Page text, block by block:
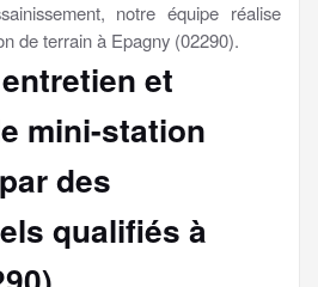
notre équipe réalise
de terrain à Epagny (02290).
et
mini-station
des
qualifiés à